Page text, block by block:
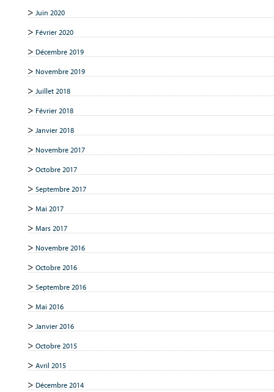
Juin 2020
Février 2020
Décembre 2019
Novembre 2019
Juillet 2018
Février 2018
Janvier 2018
Novembre 2017
Octobre 2017
Septembre 2017
Mai 2017
Mars 2017
Novembre 2016
Octobre 2016
Septembre 2016
Mai 2016
Janvier 2016
Octobre 2015
Avril 2015
Décembre 2014